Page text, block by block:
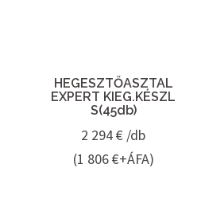
HEGESZTŐASZTAL
EXPERT KIEG.KÉSZL
S(45db)
2 294€ /db
(1 806 €+ÁFA)